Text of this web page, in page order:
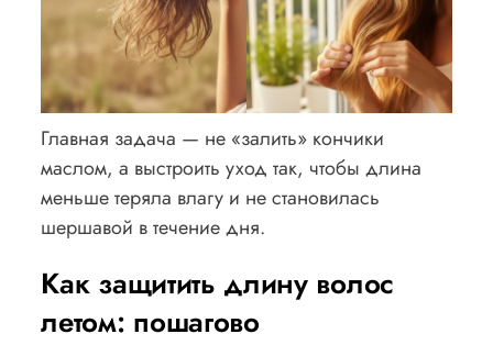
Главная задача — не «залить» кончики
маслом, а выстроить уход так, чтобы длина
меньше теряла влагу и не становилась
шершавой в течение дня.
Как защитить длину волос
летом: пошагово